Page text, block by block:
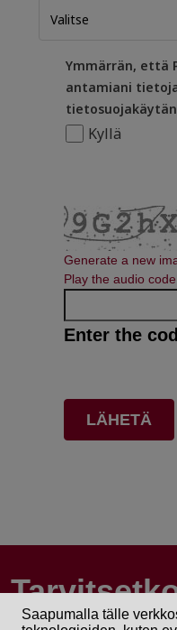
Ymmärrän, että
antamiani
Kyllä
Generate a new
Play the audio code
Enter the
Saapumalla tälle